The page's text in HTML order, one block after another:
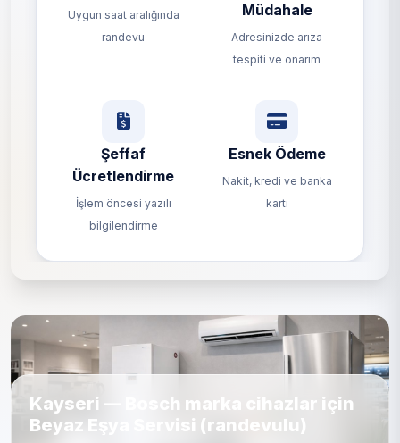
Uygun saat aralığında
randevu
Müdahale
Adresinizde arıza
tespiti ve onarım
Şeffaf
Ücretlendirme
İşlem öncesi yazılı
bilgilendirme
Esnek Ödeme
Nakit, kredi ve banka
kartı
Kayseri — Bosch marka cihazlar için
Beyaz Eşya Servisi (randevulu)